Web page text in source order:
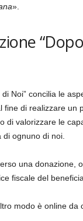
».
Noi” concilia le
di realizzare un
valorizzare le
ognuno di noi.
una donazione,
fiscale del
modo è online da